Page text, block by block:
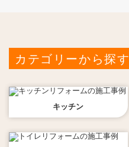
カテゴリーから探す
キッチン